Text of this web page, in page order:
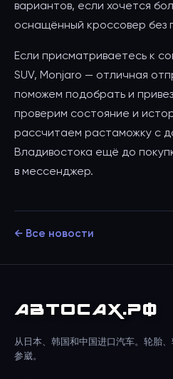
вариантов, если хочется
оснащённый кроссовер без
Если присматриваетесь к
SUV, Monjaro — отличная
поможем подобрать и
проверим состояние и
рассчитаем растаможку с
Владивостока ещё до
в мессенджер.
← Все новости
АВТОСАХ.РФ
从日本、韩国和中国进口汽车。轮胎
参崴。